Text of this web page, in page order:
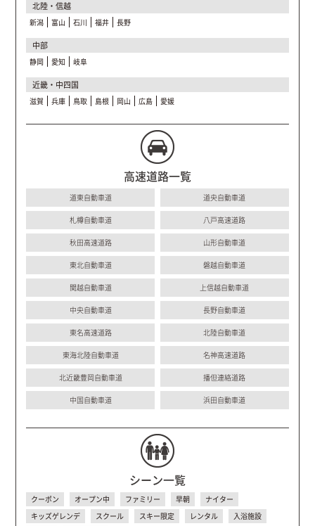
北陸・信越
新潟 富山 石川 福井 長野
中部
静岡 愛知 岐阜
近畿・中四国
滋賀 兵庫 鳥取 島根 岡山 広島 愛媛
高速道路一覧
道東自動車道 道央自動車道
札樽自動車道 八戸高速道路
秋田高速道路 山形自動車道
東北自動車道 磐越自動車道
関越自動車道 上信越自動車道
中央自動車道 長野自動車道
東名高速道路 北陸自動車道
東海北陸自動車道 名神高速道路
北近畿豊岡自動車道 播但連絡道路
中国自動車道 浜田自動車道
シーン一覧
クーポン オープン中 ファミリー 早朝
ナイター
キッズゲレンデ
スクール スキー限定 レンタル
入浴施設